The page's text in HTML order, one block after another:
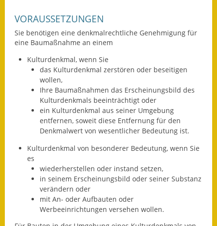
Fundbehörde
Gemeinderat
Sitzungsberichte 2015
Sitzungsberichte 2016
Sitzungsberichte 2017
Sitzungsberichte 2018
Sitzungsberichte 2019
Sitzungsberichte 2020
Haushalt & Finanzen
VORAUSSETZUNGEN
Sie benötigen eine denkmalrechtliche Genehmigung für
eine Baumaßnahme an einem
Kulturdenkmal, wenn Sie
das Kulturdenkmal zerstören oder beseitigen
wollen,
Ihre Baumaßnahmen das Erscheinungsbild des
Kulturdenkmals beeinträchtigt oder
ein Kulturdenkmal aus seiner Umgebung
entfernen, soweit diese Entfernung für den
Denkmalwert von wesentlicher Bedeutung ist.
Kulturdenkmal von besonderer Bedeutung, wenn Sie
es
wiederherstellen oder instand setzen,
in seinem Erscheinungsbild oder seiner Substanz
verändern oder
mit An- oder Aufbauten oder
Werbeeinrichtungen versehen wollen.